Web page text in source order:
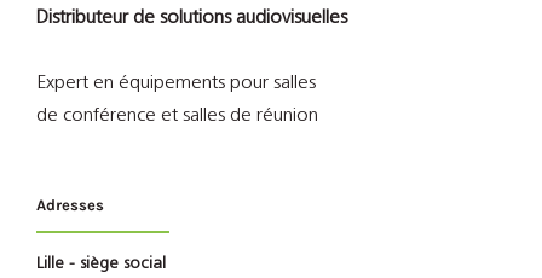
Distributeur de solutions audiovisuelles
Expert en équipements pour salles
de conférence et salles de réunion
Adresses
Lille - siège social